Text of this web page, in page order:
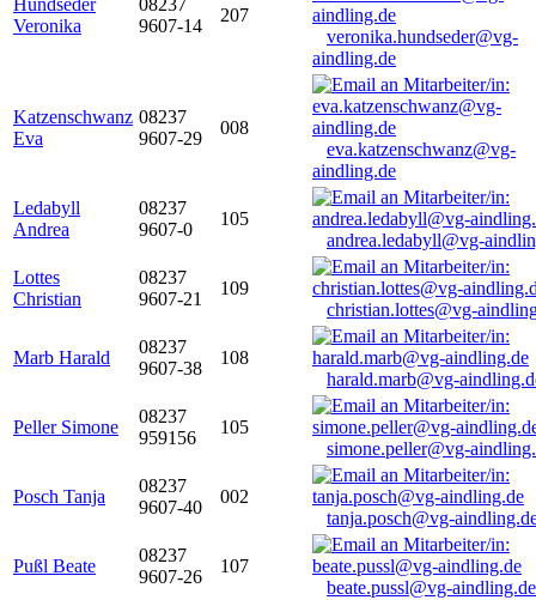
Hundseder
Veronika
08237
9607-14
207
veronika.hundseder@vg-
aindling.de
Katzenschwanz
Eva
08237
9607-29
008
eva.katzenschwanz@vg-
aindling.de
Ledabyll
Andrea
08237
9607-0
105
andrea.ledabyll@vg-
Lottes
Christian
08237
9607-21
109
christian.lottes@vg-
Marb Harald
08237
9607-38
108
harald.marb@vg-
Peller Simone
08237
959156
105
simone.peller@vg-
Posch Tanja
08237
9607-40
002
tanja.posch@vg-
Pußl Beate
08237
9607-26
107
beate.pussl@vg-aindling.de